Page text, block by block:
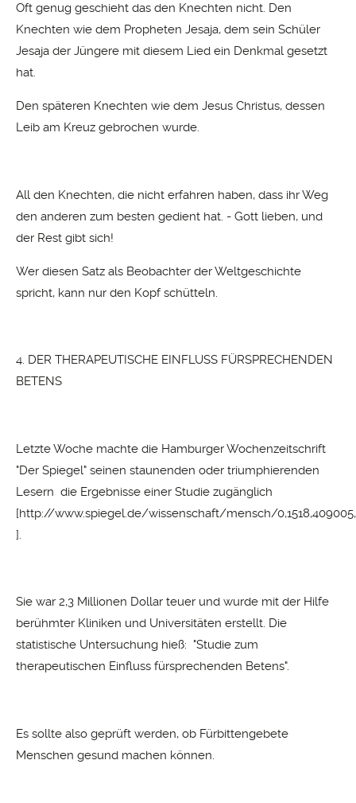
Oft genug geschieht das den Knechten nicht. Den
Knechten wie dem Propheten Jesaja, dem sein Schüler
Jesaja der Jüngere mit diesem Lied ein Denkmal gesetzt
hat.
Den späteren Knechten wie dem Jesus Christus, dessen
Leib am Kreuz gebrochen wurde.
All den Knechten, die nicht erfahren haben, dass ihr Weg
den anderen zum besten gedient hat. - Gott lieben, und
der Rest gibt sich!
Wer diesen Satz als Beobachter der Weltgeschichte
spricht, kann nur den Kopf schütteln.
4. DER THERAPEUTISCHE EINFLUSS FÜRSPRECHENDEN
BETENS
Letzte Woche machte die Hamburger Wochenzeitschrift
"Der Spiegel" seinen staunenden oder triumphierenden
Lesern die Ergebnisse einer Studie zugänglich
[http://www.spiegel.de/wissenschaft/mensch/
].
Sie war 2,3 Millionen Dollar teuer und wurde mit der Hilfe
berühmter Kliniken und Universitäten erstellt. Die
statistische Untersuchung hieß: "Studie zum
therapeutischen Einfluss fürsprechenden Betens".
Es sollte also geprüft werden, ob Fürbittengebete
Menschen gesund machen können.